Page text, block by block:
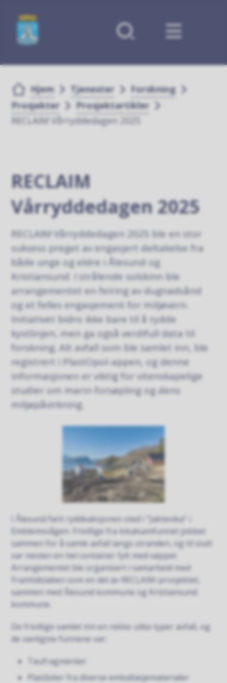
Forsiden
Du er her:
Hjem Tjenester
Forskning
Prosjekter
Prosjektartikler
RECLAIM Vårryddedagen 2025
RECLAIM
Vårryddedagen 2025
RECLAIM Vårryddedagen 2025 ble en stor
suksess preget av engasjert deltakelse fra
både unge og eldre i Ålesund og
Kristiansund. I strålende solskinn ble
arrangementet en feiring av dugnadsånd
og et felles engasjement for miljøvern.
Initiativet bidro ikke bare til å rydde
kystlinjen, men ga også verdifull data til
forskning. Alt avfall som ble samlet inn, ble
registrert i PlastOpol-appen, og denne
informasjonen er viktig for vitenskapelige
studier om marin forsøpling og dens
miljøpåvirkning.
I Ålesund fant ryddeaksjonen sted i "Jaktevika" i
Emblemsvågen. Frivillige fra lokalsamfunnet jobbet
sammen for å samle avfall langs stranden, og til slutt
var nesten en hel container fylt med søppel.
Arrangementet ble organisert i samarbeid med
Framtidslaben som en del av RECLAIM-prosjektet,
sammen med Ålesund kommune og Kristiansund
kommune.
De frivillige samlet inn en rekke ulike typer avfall, og
de vanligste funnene var:
Taufragmenter
Plastbiter fra diverse emballasjematerialer